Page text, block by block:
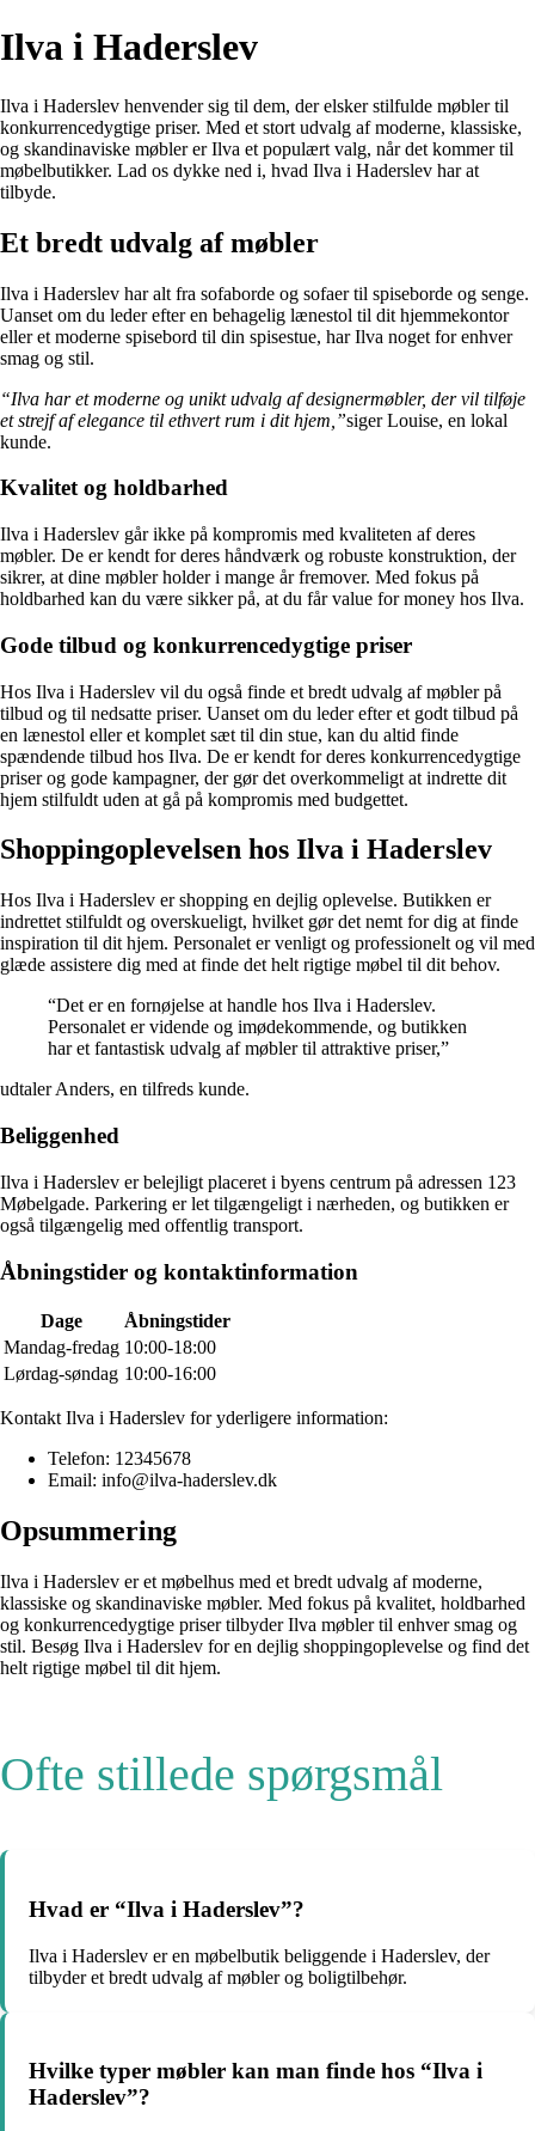
Ilva i Haderslev
Ilva i Haderslev henvender sig til dem, der elsker stilfulde møbler til
konkurrencedygtige priser. Med et stort udvalg af moderne, klassiske,
og skandinaviske møbler er Ilva et populært valg, når det kommer til
møbelbutikker. Lad os dykke ned i, hvad Ilva i Haderslev har at
tilbyde.
Et bredt udvalg af møbler
Ilva i Haderslev har alt fra sofaborde og sofaer til spiseborde og senge.
Uanset om du leder efter en behagelig lænestol til dit hjemmekontor
eller et moderne spisebord til din spisestue, har Ilva noget for enhver
smag og stil.
“Ilva har et moderne og unikt udvalg af designermøbler, der vil tilføje
et strejf af elegance til ethvert rum i dit hjem,”siger Louise, en lokal
kunde.
Kvalitet og holdbarhed
Ilva i Haderslev går ikke på kompromis med kvaliteten af deres
møbler. De er kendt for deres håndværk og robuste konstruktion, der
sikrer, at dine møbler holder i mange år fremover. Med fokus på
holdbarhed kan du være sikker på, at du får value for money hos Ilva.
Gode tilbud og konkurrencedygtige priser
Hos Ilva i Haderslev vil du også finde et bredt udvalg af møbler på
tilbud og til nedsatte priser. Uanset om du leder efter et godt tilbud på
en lænestol eller et komplet sæt til din stue, kan du altid finde
spændende tilbud hos Ilva. De er kendt for deres konkurrencedygtige
priser og gode kampagner, der gør det overkommeligt at indrette dit
hjem stilfuldt uden at gå på kompromis med budgettet.
Shoppingoplevelsen hos Ilva i Haderslev
Hos Ilva i Haderslev er shopping en dejlig oplevelse. Butikken er
indrettet stilfuldt og overskueligt, hvilket gør det nemt for dig at finde
inspiration til dit hjem. Personalet er venligt og professionelt og vil med
glæde assistere dig med at finde det helt rigtige møbel til dit behov.
“Det er en fornøjelse at handle hos Ilva i Haderslev.
Personalet er vidende og imødekommende, og butikken
har et fantastisk udvalg af møbler til attraktive priser,”
udtaler Anders, en tilfreds kunde.
Beliggenhed
Ilva i Haderslev er belejligt placeret i byens centrum på adressen 123
Møbelgade. Parkering er let tilgængeligt i nærheden, og butikken er
også tilgængelig med offentlig transport.
Åbningstider og kontaktinformation
Dage
Åbningstider
Mandag-fredag 10:00-18:00
Lørdag-søndag 10:00-16:00
Kontakt Ilva i Haderslev for yderligere information:
Telefon: 12345678
Email: info@ilva-haderslev.dk
Opsummering
Ilva i Haderslev er et møbelhus med et bredt udvalg af moderne,
klassiske og skandinaviske møbler. Med fokus på kvalitet, holdbarhed
og konkurrencedygtige priser tilbyder Ilva møbler til enhver smag og
stil. Besøg Ilva i Haderslev for en dejlig shoppingoplevelse og find det
helt rigtige møbel til dit hjem.
Ofte stillede spørgsmål
Hvad er “Ilva i Haderslev”?
Ilva i Haderslev er en møbelbutik beliggende i Haderslev, der
tilbyder et bredt udvalg af møbler og boligtilbehør.
Hvilke typer møbler kan man finde hos “Ilva i
Haderslev”?